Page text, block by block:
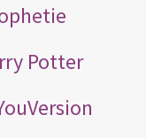
Potter